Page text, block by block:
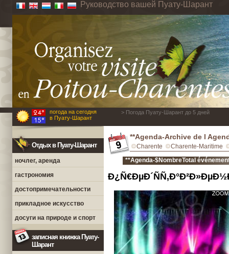
Руководство вашей Пуату-Шарант
погода на сегодня
в Пуату-Шарант
> Погода Пуату-Шарант до 5 дней
Отдых в Пуату-Шарант
ночлег, аренда
гастрономия
достопримечательности
прикладное искусство
досуги на природе и спорт
записная книжка Пуату-
Шарант
**Agenda-Archive de l
Charente
Charente-Maritime
**Agenda-$NombreTotal